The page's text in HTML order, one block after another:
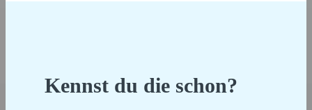
Kennst du die schon?